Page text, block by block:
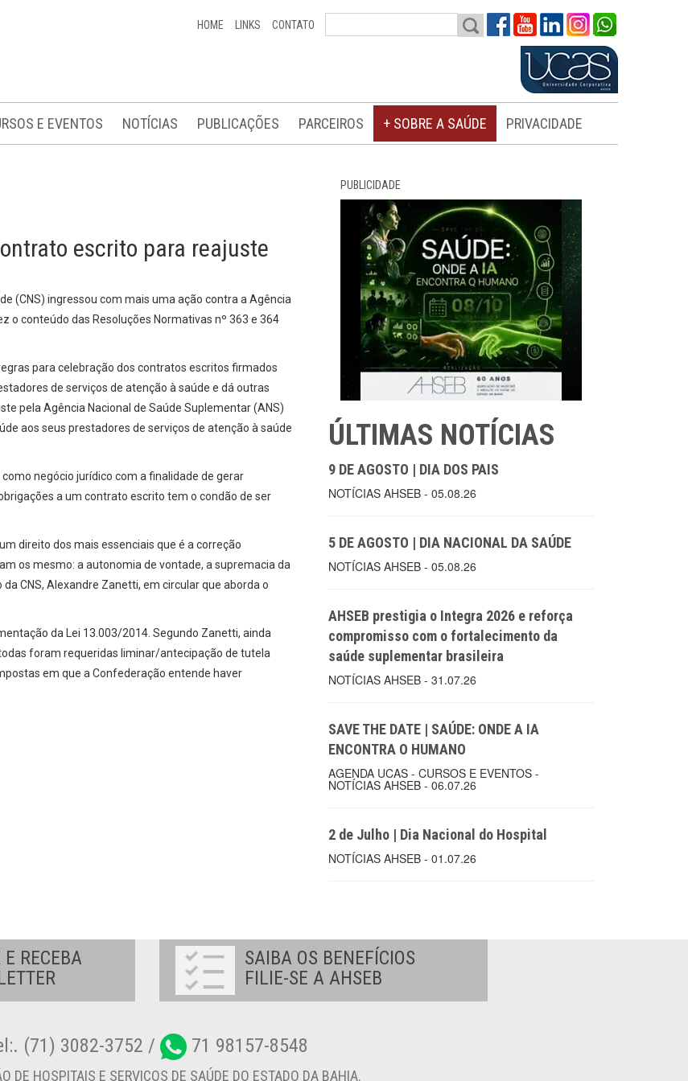
HOME LINKS CONTATO
E EVENTOS NOTÍCIAS PUBLICAÇÕES PARCEIROS + SOBRE A SAÚDE PRIVACIDADE
escrito para reajuste
(CNS) ingressou com mais uma ação contra a Agência
o conteúdo das Resoluções Normativas nº 363 e 364
para celebração dos contratos escritos firmados
de serviços de atenção à saúde e dá outras
pela Agência Nacional de Saúde Suplementar (ANS)
aos seus prestadores de serviços de atenção à saúde
negócio jurídico com a finalidade de gerar
a um contrato escrito tem o condão de ser
direito dos mais essenciais que é a correção
os mesmo: a autonomia de vontade, a supremacia da
CNS, Alexandre Zanetti, em circular que aborda o
da Lei 13.003/2014. Segundo Zanetti, ainda
foram requeridas liminar/antecipação de tutela
em que a Confederação entende haver
PUBLICIDADE
ÚLTIMAS NOTÍCIAS
9 DE AGOSTO | DIA DOS PAIS
NOTÍCIAS AHSEB - 05.08.26
5 DE AGOSTO | DIA NACIONAL DA SAÚDE
NOTÍCIAS AHSEB - 05.08.26
AHSEB prestigia o Integra 2026 e reforça
compromisso com o fortalecimento da
saúde suplementar brasileira
NOTÍCIAS AHSEB - 31.07.26
SAVE THE DATE | SAÚDE: ONDE A IA
ENCONTRA O HUMANO
AGENDA UCAS - CURSOS E EVENTOS -
NOTÍCIAS AHSEB - 06.07.26
2 de Julho | Dia Nacional do Hospital
NOTÍCIAS AHSEB - 01.07.26
RECEBA
SAIBA OS BENEFÍCIOS
FILIE-SE A AHSEB
(71) 3082-3752 / 71 98157-8548
DE HOSPITAIS E SERVIÇOS DE SAÚDE DO ESTADO DA BAHIA.